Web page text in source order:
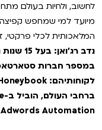
שלישי בשלייקס
אפטר בסינמטק
Teen Screen
קולנוע ישראלי
אירועים מיוחדים
רכישת מנוי
Gift Card
צור קשר
לחשוב, ולחיות בעולם
מיועד למי שמחפש
המלאכותית לכלי פרקטי,
במספר חברות
Adwords Automation.